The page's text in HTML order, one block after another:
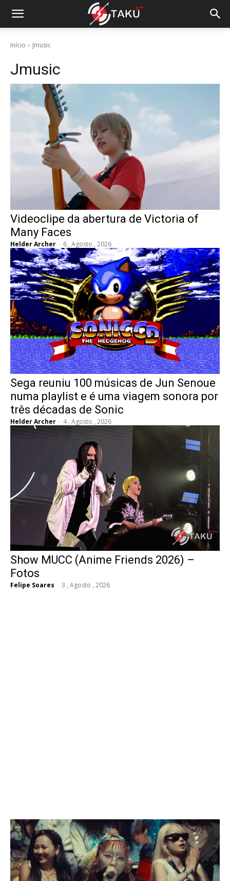
Início Jmusic
Jmusic
Videoclipe da abertura de Victoria of
Many Faces
Helder Archer - 6 , Agosto , 2026
Sega reuniu 100 músicas de Jun Senoue
numa playlist e é uma viagem sonora por
três décadas de Sonic
Helder Archer - 4 , Agosto , 2026
Show MUCC (Anime Friends 2026) –
Fotos
Felipe Soares - 3 , Agosto , 2026